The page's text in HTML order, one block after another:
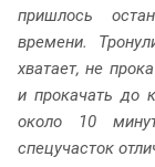
пришлось
времени.
хватает, не
и прокачать до
около 10
спецучасток